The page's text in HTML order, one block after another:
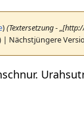
)(Textersetzung -
| Nächstjüngere